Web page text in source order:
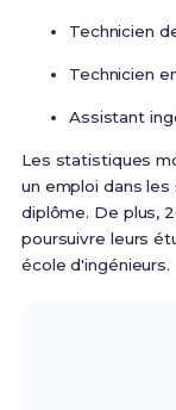
Technicien
Technicien
Assistant
Les statistiques
un emploi dans
diplôme. De plus,
poursuivre leurs
école d'ingénieurs.